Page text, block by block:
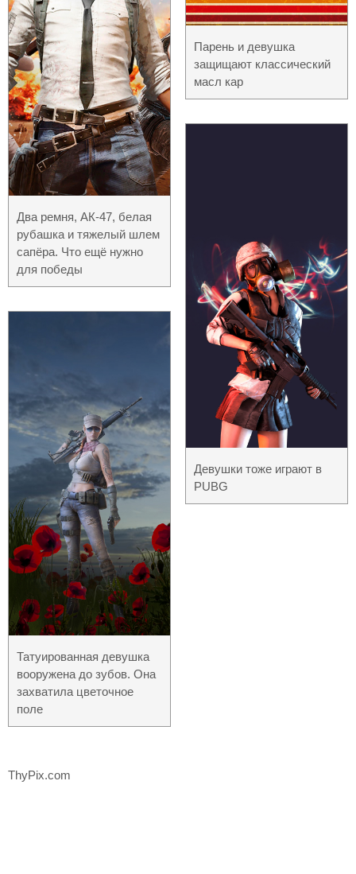
Два ремня, АК-47, белая
рубашка и тяжелый шлем
сапёра. Что ещё нужно
для победы
Татуированная девушка
вооружена до зубов. Она
захватила цветочное
поле
Парень и девушка
защищают классический
масл кар
Девушки тоже играют в
PUBG
ThyPix.com